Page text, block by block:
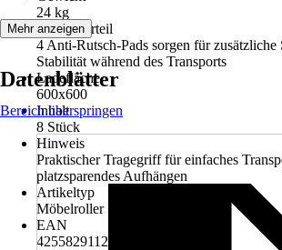
24 kg
Artikelvorteil
4 Anti-Rutsch-Pads sorgen für zusätzliche
Stabilität während des Transports
Ladefläche
600x600
Inhalt
8 Stück
Hinweis
Praktischer Tragegriff für einfaches
platzsparendes Aufhängen
Artikeltyp
Möbelroller
EAN
4255829112182
Mehr anzeigen
Datenblätter
Bereich überspringen